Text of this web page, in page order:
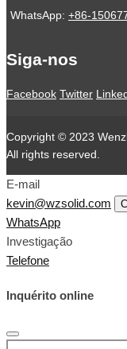
WhatsApp: +86-
Siga-nos
Facebook Twitter
Copyright © 2023
All rights reserved.
E-mail
kevin@wzsolid.com
WhatsApp
Investigação
Telefone
Inquérito online